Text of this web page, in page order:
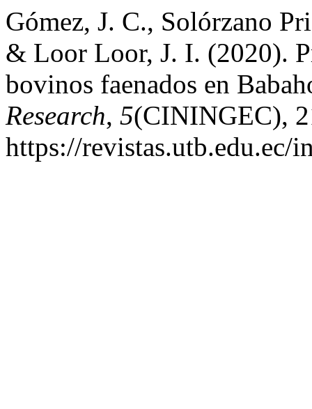
Gómez, J. C., Solórzano
& Loor Loor, J. I. (2020).
bovinos faenados en
Research, 5(CININGEC),
https://revistas.utb.edu.ec/